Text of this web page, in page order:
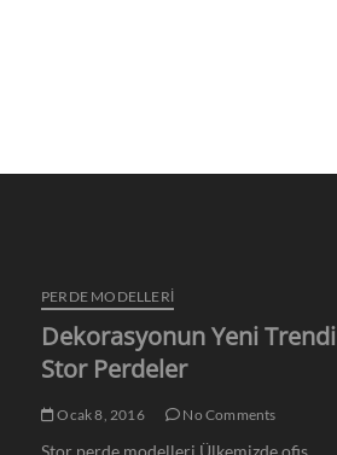
PERDE MODELLERI
Dekorasyonun Yeni Trendi
Stor Perdeler
Ocak 8, 2016 No Comments